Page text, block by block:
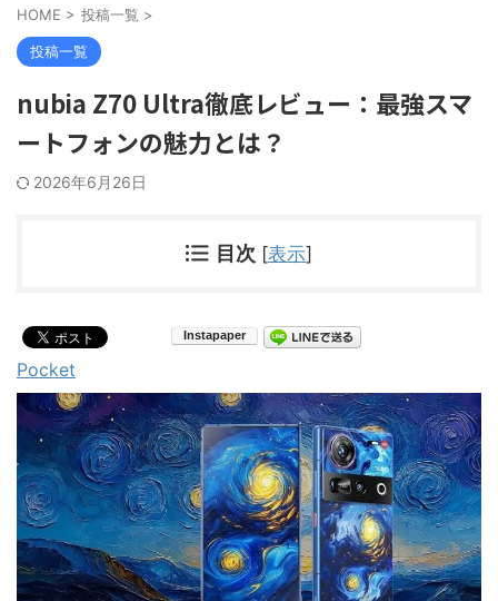
HOME > 投稿一覧 >
投稿一覧
nubia Z70 Ultra徹底レビュー：最強スマ
ートフォンの魅力とは？
2026年6月26日
目次 [表示]
Pocket